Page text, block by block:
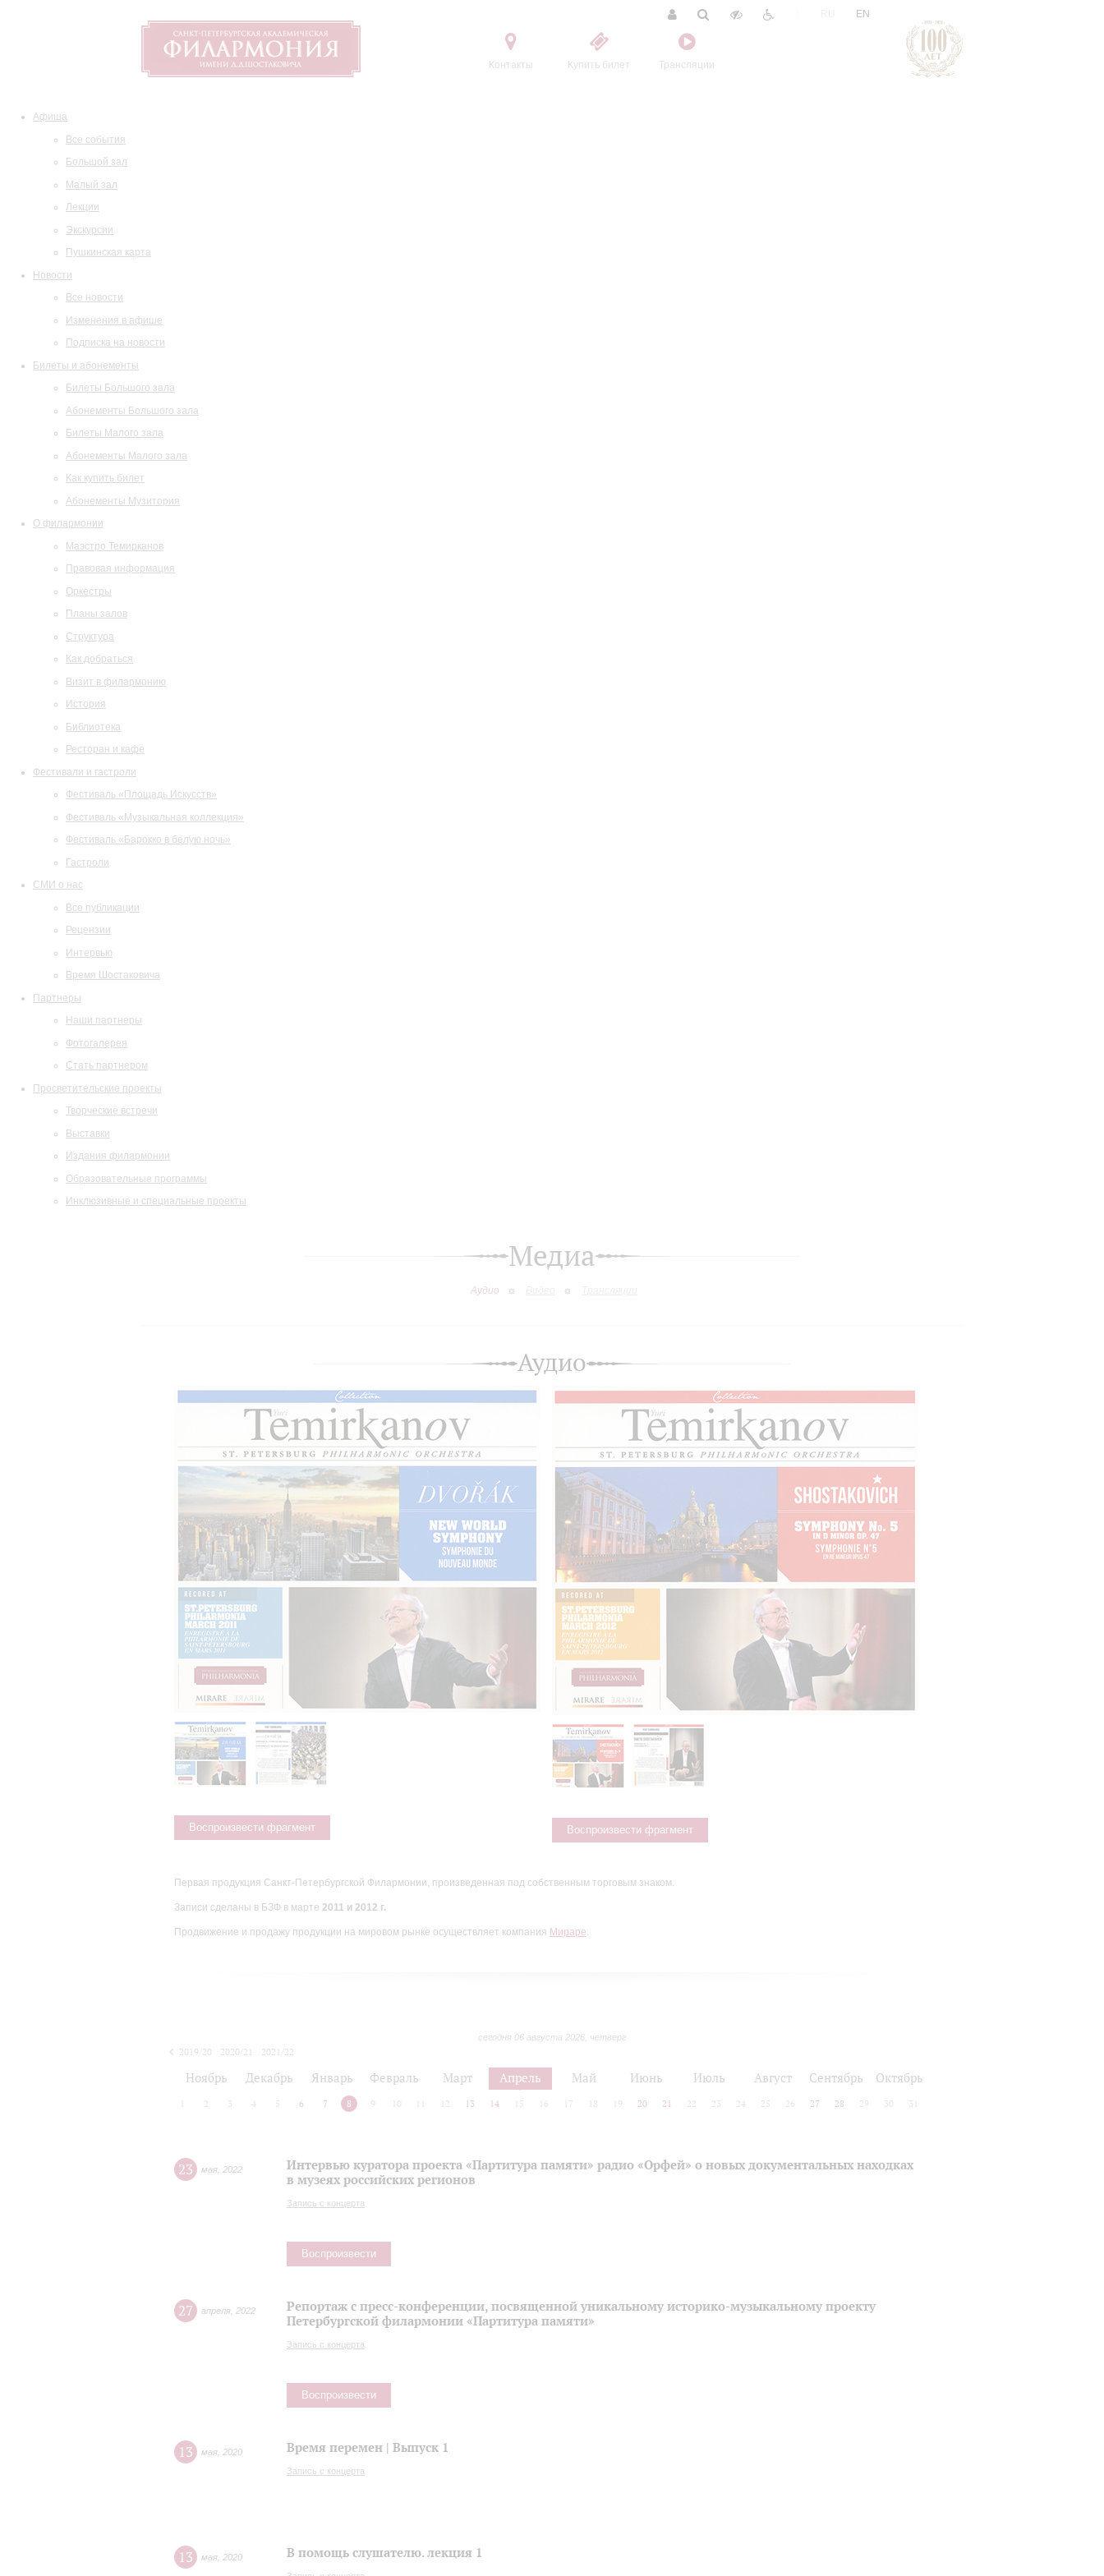
Контакты Купить билет Трансляции
EN
Афиша
Все события
Большой зал
Малый зал
Лекции
Экскурсии
Пушкинская карта
Новости
Все новости
Изменения в афише
Подписка на новости
Билеты и абонементы
Билеты Большого зала
Абонементы Большого зала
Билеты Малого зала
Абонементы Малого зала
Как купить билет
Абонементы Музитория
О филармонии
Маэстро Темирканов
Правовая информация
Оркестры
Планы залов
Структура
Как добраться
Визит в филармонию
История
Библиотека
Ресторан и кафе
Фестивали и гастроли
Фестиваль «Площадь Искусств»
Фестиваль «Музыкальная коллекция»
Фестиваль «Барокко в белую ночь»
Гастроли
СМИ о нас
Все публикации
Рецензии
Интервью
Время Шостаковича
Партнеры
Наши партнеры
Фотогалерея
Стать партнером
Просветительские проекты
Творческие встречи
Выставки
Издания филармонии
Образовательные программы
Инклюзивные и специальные проекты
Медиа
Аудио
Аудио
Воспроизвести фрагмент Воспроизвести фрагмент
Первая продукция Санкт-Петербургской Филармонии, произведенная под собственным торговым знаком.
Записи сделаны в БЗФ в марте 2011 и 2012 г.
Продвижение и продажу продукции на мировом рынке осуществляет компания Мираре.
сегодня 06 августа 2026, четверг
2019/20 2020/21 2021/22
Ноябрь Декабрь Январь Февраль Март Апрель Май Июнь Июль Август Сентябрь Октябрь
2 3 4 5 6 7 8 9 10 12 13 14 15 16 17 18 19 20 21 22 23 24 25 26 27 28 29 30 31
23 мая 2022
Интервью куратора проекта «Партитура памяти» радио «Орфей» о новых документальных находках
в музеях российских регионов
Запись с концерта
Воспроизвести
27 апреля 2022
Репортаж с пресс-конференции, посвященной уникальному историко-музыкальному проекту
Петербургской филармонии «Партитура памяти»
Запись с концерта
Воспроизвести
13 мая 2020 Время перемен | Выпуск 1
Запись с концерта
13 мая 2020 В помощь слушателю. лекция 1